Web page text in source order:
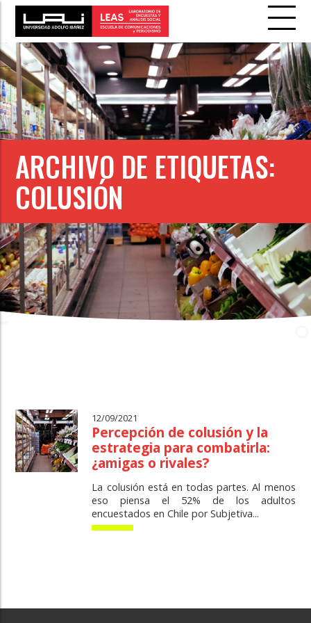
ARCHIVO DE ETIQUETAS:
COLUSIÓN
12/09/2021
Percepción de colusión y la
estrategia para combatirla:
¿amigas o rivales?
La colusión está en todas partes. Al menos
eso piensa el 52% de los adultos
encuestados en Chile por Subjetiva...